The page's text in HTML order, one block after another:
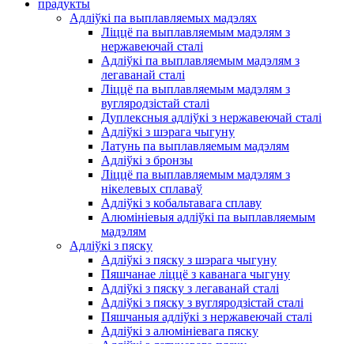
прадукты
Адліўкі па выплавляемых мадэлях
Ліццё па выплавляемым мадэлям з
нержавеючай сталі
Адліўкі па выплавляемым мадэлям з
легаванай сталі
Ліццё па выплавляемым мадэлям з
вугляродзістай сталі
Дуплексныя адліўкі з нержавеючай сталі
Адліўкі з шэрага чыгуну
Латунь па выплавляемым мадэлям
Адліўкі з бронзы
Ліццё па выплавляемым мадэлям з
нікелевых сплаваў
Адліўкі з кобальтавага сплаву
Алюмініевыя адліўкі па выплавляемым
мадэлям
Адліўкі з пяску
Адліўкі з пяску з шэрага чыгуну
Пяшчанае ліццё з каванага чыгуну
Адліўкі з пяску з легаванай сталі
Адліўкі з пяску з вугляродзістай сталі
Пяшчаныя адліўкі з нержавеючай сталі
Адліўкі з алюмініевага пяску